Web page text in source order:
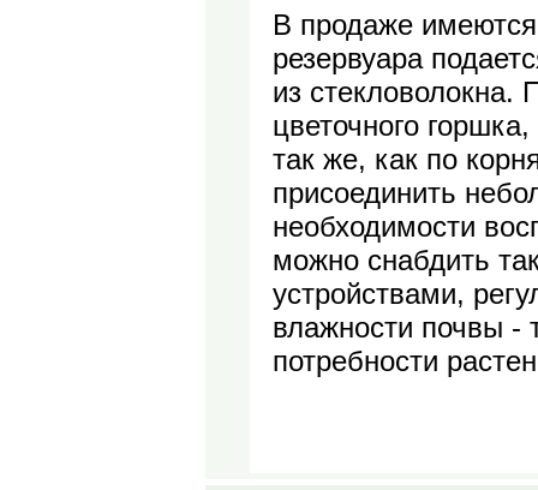
В продаже
резервуара
из стекловолокна.
цветочного
так же, как по
присоединить
необходимости
можно снабдить
устройствами,
влажности почвы -
потребности